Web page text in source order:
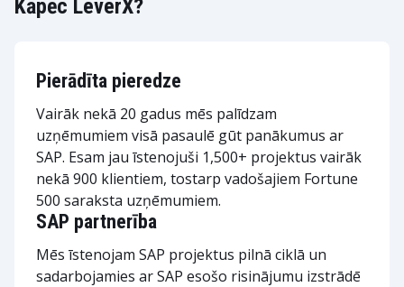
Kāpēc LeverX?
Pierādīta pieredze
Vairāk nekā 20 gadus mēs palīdzam
uzņēmumiem visā pasaulē gūt panākumus ar
SAP. Esam jau īstenojuši 1,500+ projektus vairāk
nekā 900 klientiem, tostarp vadošajiem Fortune
500 saraksta uzņēmumiem.
SAP partnerība
Mēs īstenojam SAP projektus pilnā ciklā un
sadarbojamies ar SAP esošo risinājumu izstrādē